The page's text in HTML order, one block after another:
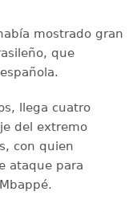
mostrado gran
que
llega cuatro
del extremo
con quien
ataque para